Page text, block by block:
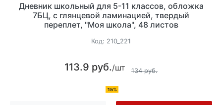
Дневник школьный для 5-11 классов, обложка
7БЦ, с глянцевой ламинацией, твердый
переплет, "Моя школа", 48 листов
Код: 210_221
113.9 руб./шт 134 руб.
15%